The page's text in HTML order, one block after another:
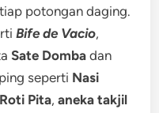
potongan daging.
Bife de Vacio,
Sate Domba dan
seperti Nasi
Roti Pita,aneka takjil